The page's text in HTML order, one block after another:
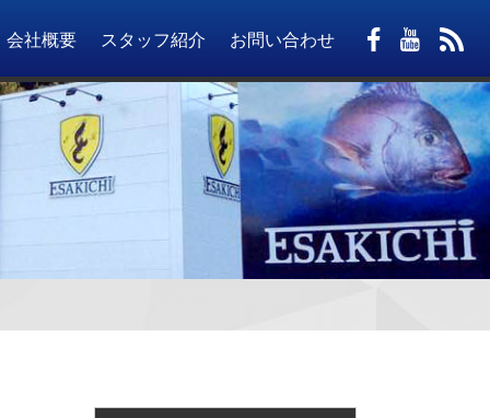
会社概要 スタッフ紹介 お問い合わせ